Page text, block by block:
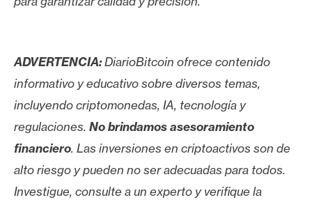
ADVERTENCIA:DiarioBitcoin ofrece contenido
informativo y educativo sobre diversos temas,
incluyendo criptomonedas, IA, tecnología y
regulaciones. No brindamos asesoramiento
financiero. Las inversiones en criptoactivos son de
alto riesgo y pueden no ser adecuadas para todos.
Investigue, consulte a un experto y verifique la